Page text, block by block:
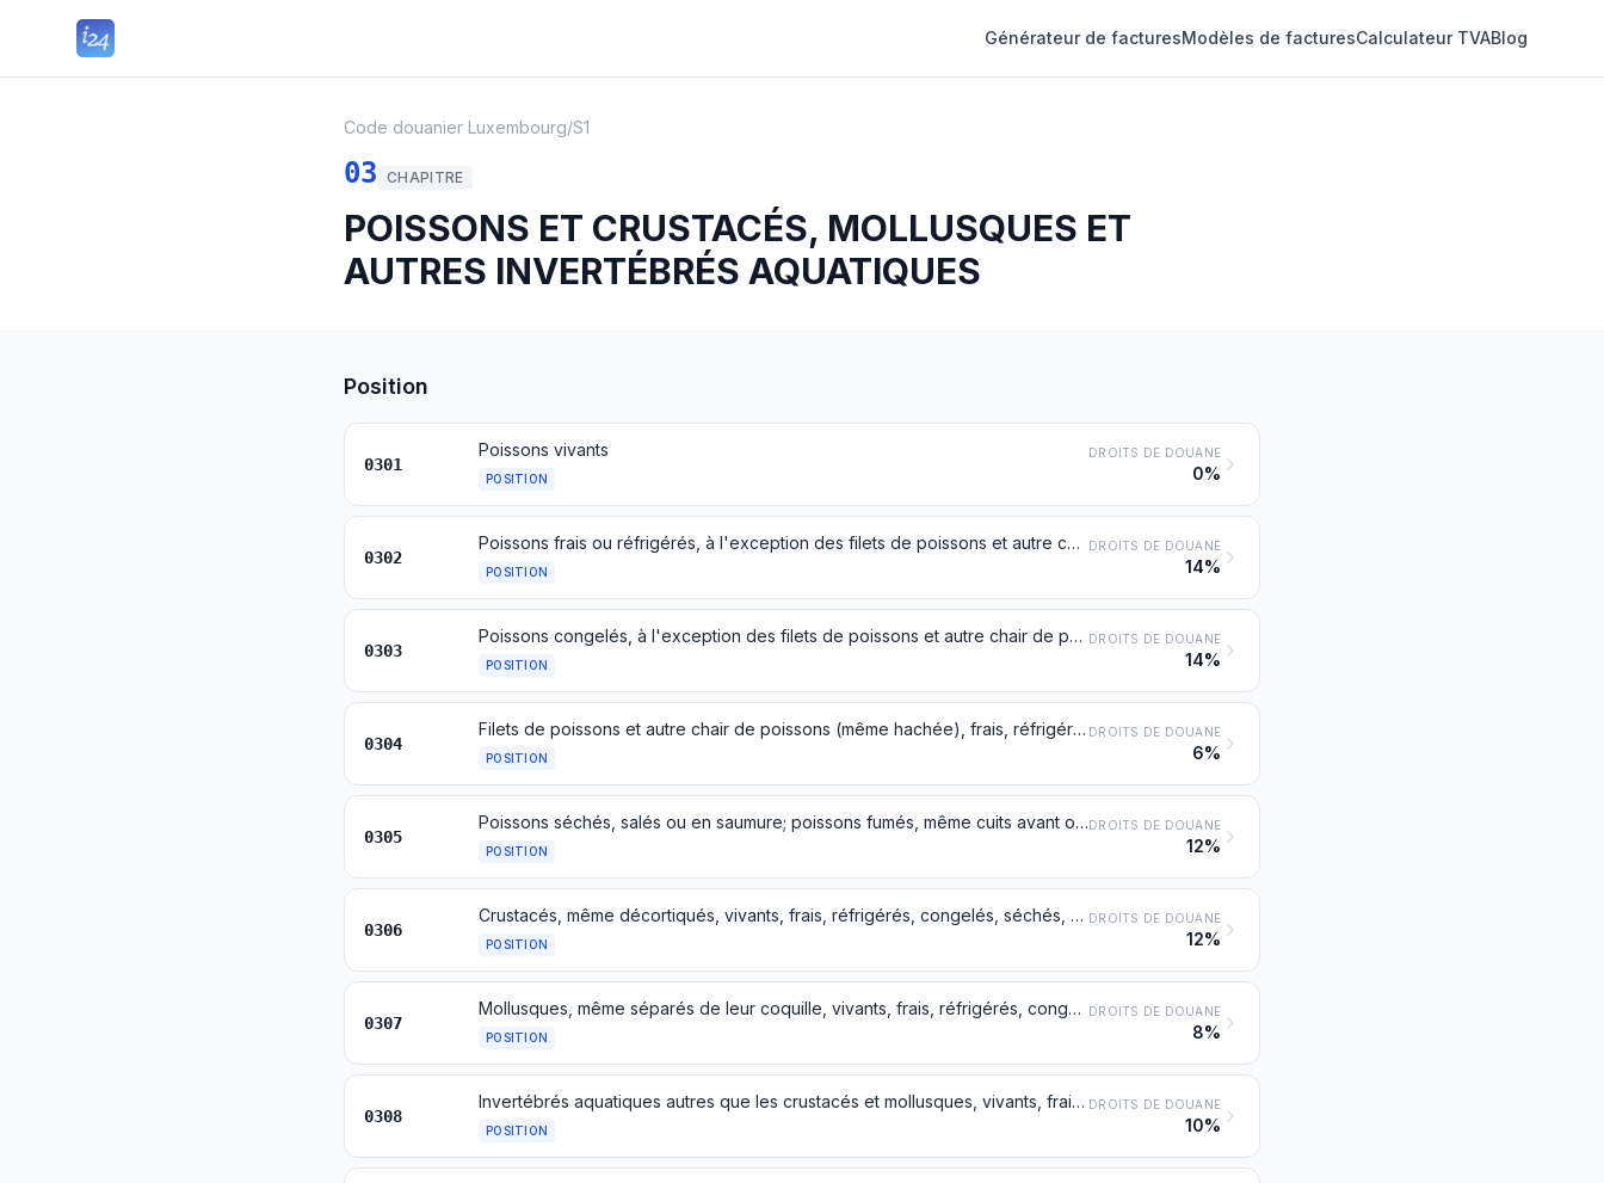
Générateur de facturesModèles de facturesCalculateur TVABlog
Code douanier Luxembourg/S1
03 CHAPITRE
POISSONS ET CRUSTACÉS, MOLLUSQUES ET
AUTRES INVERTÉBRÉS AQUATIQUES
Position
0301
Poissons vivants
POSITION
DROITS DE DOUANE
0%
0302
Poissons frais ou réfrigérés, à l'exception des filets de poissons et autre chair de poissons du no 0304
POSITION
DROITS DE DOUANE
14%
0303
Poissons congelés, à l'exception des filets de poissons et autre chair de poissons du no 0304
POSITION
DROITS DE DOUANE
14%
0304
Filets de poissons et autre chair de poissons (même hachée), frais, réfrigérés ou congelés
POSITION
DROITS DE DOUANE
6%
0305
Poissons séchés, salés ou en saumure; poissons fumés, même cuits avant ou pendant le fumage
POSITION
DROITS DE DOUANE
12%
0306
Crustacés, même décortiqués, vivants, frais, réfrigérés, congelés, séchés, salés ou en saumure; crustacés, même décortiqués, fumés, même cuits avant ou pendant le fumage; crustacés non décortiqués, cuits à l’eau ou à la vapeur, même réfrigérés, congelés, séchés, salés ou en saumure
POSITION
DROITS DE DOUANE
12%
0307
Mollusques, même séparés de leur coquille, vivants, frais, réfrigérés, congelés, séchés, salés ou en saumure; mollusques, même décortiqués, fumés, même cuits avant ou pendant le fumage
POSITION
DROITS DE DOUANE
8%
0308
Invertébrés aquatiques autres que les crustacés et mollusques, vivants, frais, réfrigérés, congelés, séchés, salés ou en saumure; invertébrés aquatiques autres que les crustacés et mollusques, fumés, même cuits avant ou pendant le fumage
POSITION
DROITS DE DOUANE
10%